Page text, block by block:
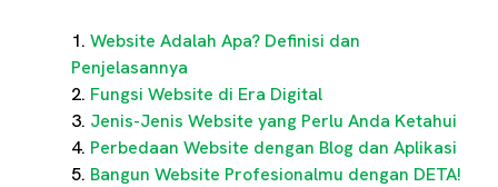
Website Adalah Apa? Definisi dan
Penjelasannya
Fungsi Website di Era Digital
Jenis-Jenis Website yang Perlu Anda Ketahui
Perbedaan Website dengan Blog dan Aplikasi
Bangun Website Profesionalmu dengan DETA!